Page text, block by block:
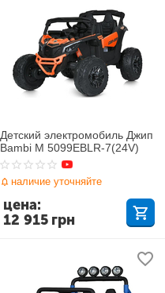
Детский электромобиль Джип
Bambi M 5099EBLR-7(24V)
наличие уточняйте
12 915 грн
цена: